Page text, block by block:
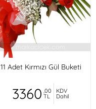
11 Adet Kırmızı Gül Buketi
3360 ,00
TL
KDV
Dahil